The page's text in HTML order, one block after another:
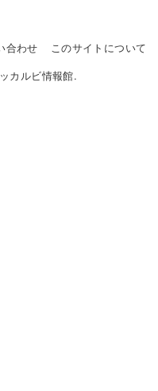
合わせ
このサイトについて
カルビ情報館.